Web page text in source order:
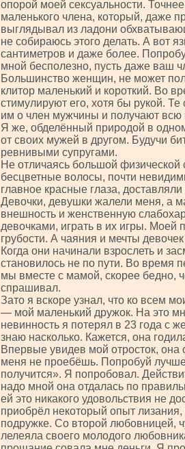
опорой моей сексуальности.
маленького члена, который, даже
выглядывал из ладони
не собираюсь этого делать. А вот
сантиметров и даже более.
мной бесполезно, пусть даже ваш
Большинство женщин, не может
клитор маленький и короткий. Во
стимулируют его, хотя бы рукой.
им о член мужчины и получают
Я же, обделённый природой в
от своих мужей в другом. Будучи
ревнивыми супругами.
Не отличаясь большой
бесцветные волосы, почти
главное красные глаза,
Девочки, девушки жалели меня, а
внешность и женственную
девочками, играть в их игры. Моей
грубости. А чаяния и мечты
Когда они начинали взрослеть и
становилось не по пути. Во время
мы вместе с мамой, скорее бедно,
спрашивал.
Зато я вскоре узнал, что ко всем
— мой маленький дружок. На это
невинность я потерял в 23 года с
знаю насколько. Кажется, она
Впервые увидев мой отросток,
меня не проебёшь. Попробуй
получится». Я попробовал.
надо мной она отдалась по
ей это никакого удовольствия не
приобрёл некоторый опыт
подружке. Со второй любовницей,
лелеяла своего молодого